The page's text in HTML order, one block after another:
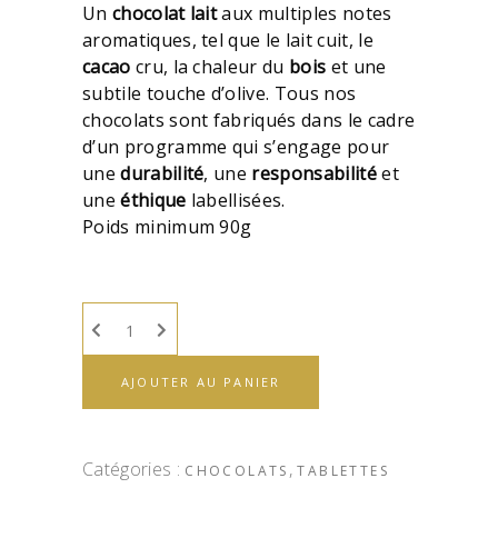
Un chocolat laitaux multiples notes
aromatiques, tel que le lait cuit, le
cacao cru, la chaleur du bois et une
subtile touche d’olive. Tous nos
chocolats sont fabriqués dans le cadre
d’un programme qui s’engage pour
unedurabilité, une responsabilitéet
uneéthique labellisées.
Poids minimum 90g
AJOUTER AU PANIER
Catégories : CHOCOLATS ,TABLETTES